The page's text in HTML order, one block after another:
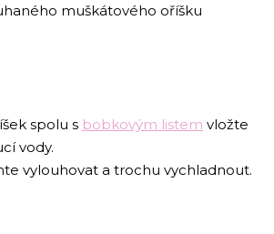
muškátového oříšku
spolu s bobkovým listem vložte
vody.
vylouhovat a trochu vychladnout.